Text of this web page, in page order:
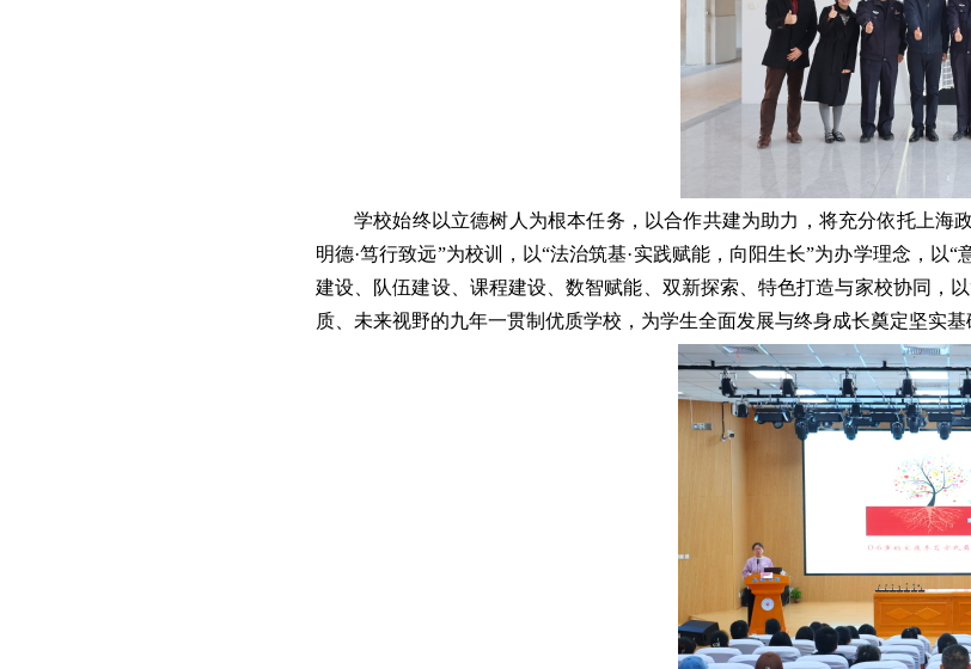
学校始终以立德树人为根本任务，以合作共建为助力，将充分依托上
明德·笃行致远”为校训，以“法治筑基·实践赋能，向阳生长”为办学理念，以
建设、队伍建设、课程建设、数智赋能、双新探索、特色打造与家校协同，
质、未来视野的九年一贯制优质学校，为学生全面发展与终身成长奠定坚实基